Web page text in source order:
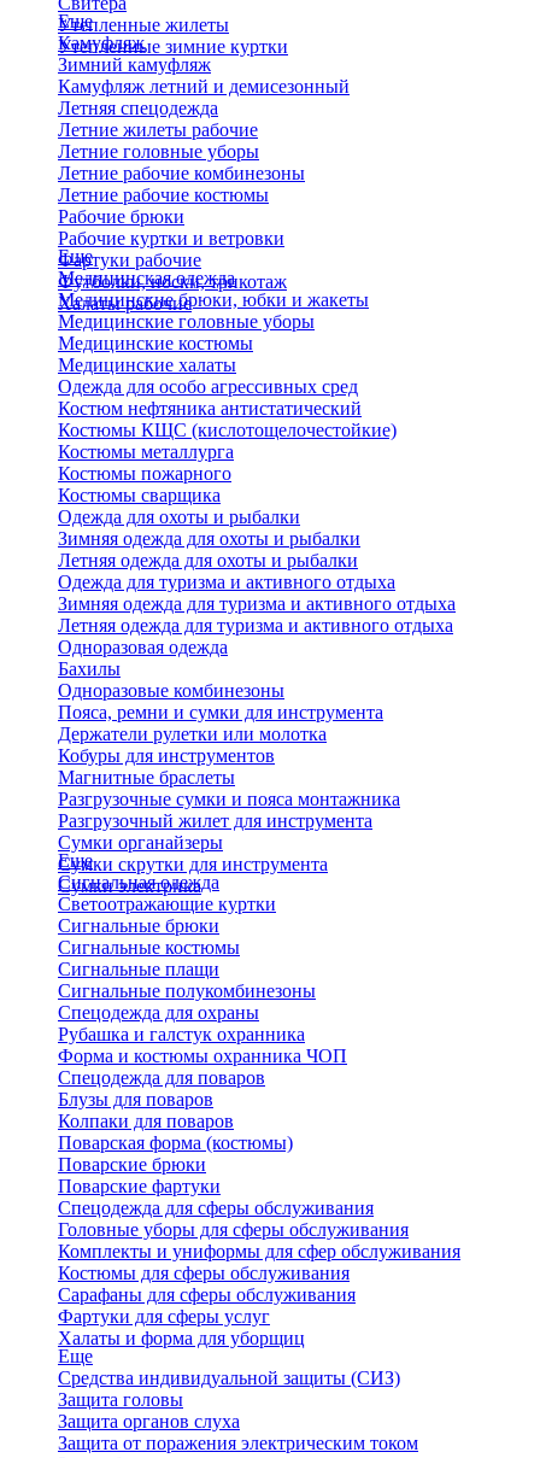
Утепленные жилеты
Утепленные зимние куртки
Еще
Камуфляж
Зимний камуфляж
Камуфляж летний и демисезонный
Летняя спецодежда
Летние жилеты рабочие
Летние головные уборы
Летние рабочие комбинезоны
Летние рабочие костюмы
Рабочие брюки
Рабочие куртки и ветровки
Фартуки рабочие
Футболки, носки, трикотаж
Халаты рабочие
Еще
Медицинская одежда
Медицинские брюки, юбки и жакеты
Медицинские головные уборы
Медицинские костюмы
Медицинские халаты
Одежда для особо агрессивных сред
Костюм нефтяника антистатический
Костюмы КЩС (кислотощелочестойкие)
Костюмы металлурга
Костюмы пожарного
Костюмы сварщика
Одежда для охоты и рыбалки
Зимняя одежда для охоты и рыбалки
Летняя одежда для охоты и рыбалки
Одежда для туризма и активного отдыха
Зимняя одежда для туризма и активного отдыха
Летняя одежда для туризма и активного отдыха
Одноразовая одежда
Бахилы
Одноразовые комбинезоны
Пояса, ремни и сумки для инструмента
Держатели рулетки или молотка
Кобуры для инструментов
Магнитные браслеты
Разгрузочные сумки и пояса монтажника
Разгрузочный жилет для инструмента
Сумки органайзеры
Сумки скрутки для инструмента
Сумки электрика
Еще
Сигнальная одежда
Светоотражающие куртки
Сигнальные брюки
Сигнальные костюмы
Сигнальные плащи
Сигнальные полукомбинезоны
Спецодежда для охраны
Рубашка и галстук охранника
Форма и костюмы охранника ЧОП
Спецодежда для поваров
Блузы для поваров
Колпаки для поваров
Поварская форма (костюмы)
Поварские брюки
Поварские фартуки
Спецодежда для сферы обслуживания
Головные уборы для сферы обслуживания
Комплекты и униформы для сфер обслуживания
Костюмы для сферы обслуживания
Сарафаны для сферы обслуживания
Фартуки для сферы услуг
Халаты и форма для уборщиц
Еще
Средства индивидуальной защиты (СИЗ)
Защита головы
Защита органов слуха
Защита от поражения электрическим током